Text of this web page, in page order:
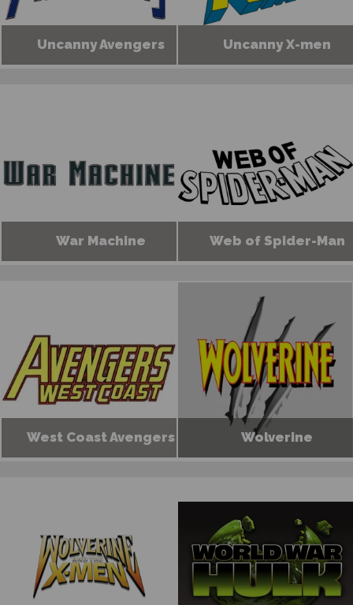
Uncanny Avengers Uncanny X-men
War Machine Web of Spider-Man
West Coast Avengers Wolverine